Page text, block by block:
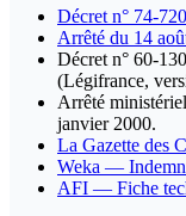
Décret n° 74-
Arrêté du 14
Décret n° 60-
(Légifrance,
Arrêté
janvier 2000.
La Gazette des
Weka —
AFI — Fiche